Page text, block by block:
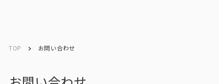
TOP お問い合わせ